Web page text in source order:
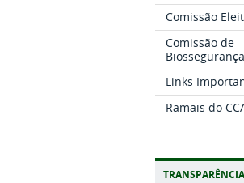
Comissão
Comissão de
Biossegurança
Links
Ramais do
TRANSPARÊNCIA